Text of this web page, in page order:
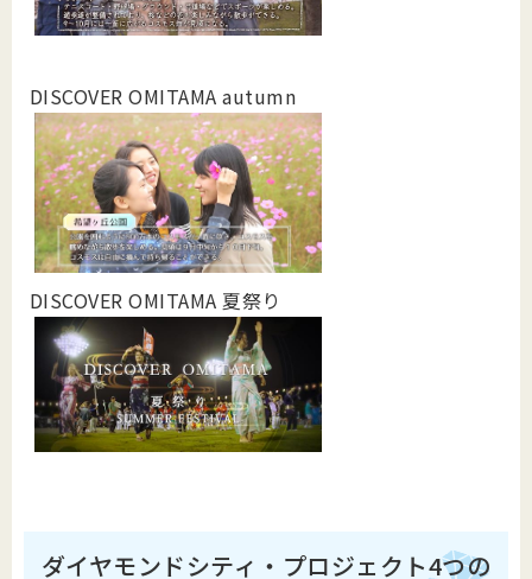
DISCOVER OMITAMA autumn
DISCOVER OMITAMA 夏祭り
ダイヤモンドシティ・プロジェクト4つの